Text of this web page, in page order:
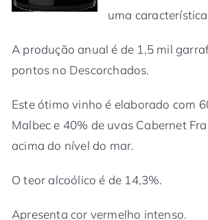
uma
A produção anual é de 1,5 mil
pontos no Descorchados.
Este ótimo vinho é elaborado com
Malbec e 40% de uvas Cabernet
acima do nível do mar.
O teor alcoólico é de 14,3%.
Apresenta cor vermelho intenso.